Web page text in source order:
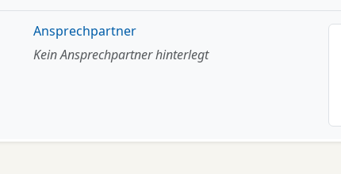
Ansprechpartner
Kein Ansprechpartner hinterlegt